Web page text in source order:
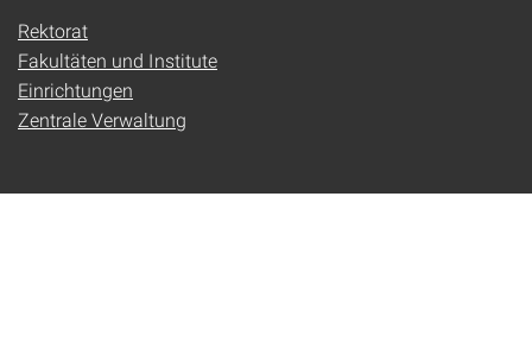
Rektorat
Fakultäten und Institute
Einrichtungen
Zentrale Verwaltung